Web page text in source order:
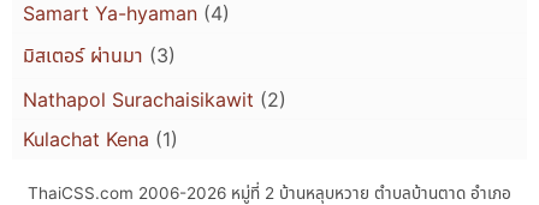
Samart Ya-hyaman (4)
มิสเตอร์ ผ่านมา (3)
Nathapol Surachaisikawit (2)
Kulachat Kena (1)
ThaiCSS.com 2006-2026 หมู่ที่ 2 บ้านหลุบหวาย ตำบลบ้านตาด อำเภอ